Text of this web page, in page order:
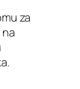
za